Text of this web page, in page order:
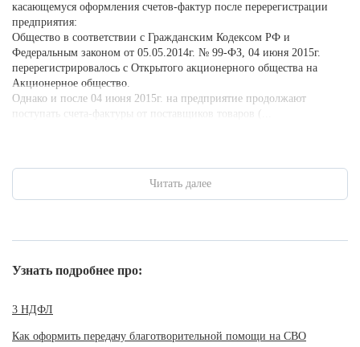
касающемуся оформления счетов-фактур после перерегистрации
предприятия:
Общество в соответствии с Гражданским Кодексом РФ и
Федеральным законом от 05.05.2014г. № 99-ФЗ, 04 июня 2015г.
перерегистрировалось с Открытого акционерного общества на
Акционерное общество.
Однако и после 04 июня 2015г. на предприятие продолжают
поступать счета-фактуры от поставщиков товаров (...
Читать далее
Узнать подробнее про:
3 НДФЛ
Как оформить передачу благотворительной помощи на СВО